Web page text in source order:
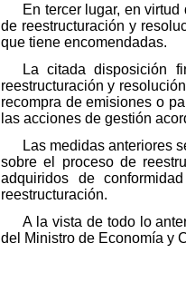
En tercer lugar, en
de reestructuración y
que tiene encomendadas.
La citada disposición
reestructuración y
recompra de emisiones o
las acciones de gestión
Las medidas anteriores
sobre el proceso de
adquiridos de
reestructuración.
A la vista de todo lo
del Ministro de Economía y